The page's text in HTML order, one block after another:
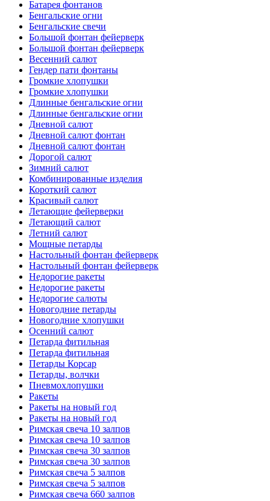
Батарея фонтанов
Бенгальские огни
Бенгальские свечи
Большой фонтан фейерверк
Большой фонтан фейерверк
Весенний салют
Гендер пати фонтаны
Громкие хлопушки
Громкие хлопушки
Длинные бенгальские огни
Длинные бенгальские огни
Дневной салют
Дневной салют фонтан
Дневной салют фонтан
Дорогой салют
Зимний салют
Комбинированные изделия
Короткий салют
Красивый салют
Летающие фейерверки
Летающий салют
Летний салют
Мощные петарды
Настольный фонтан фейерверк
Настольный фонтан фейерверк
Недорогие ракеты
Недорогие ракеты
Недорогие салюты
Новогодние петарды
Новогодние хлопушки
Осенний салют
Петарда фитильная
Петарда фитильная
Петарды Корсар
Петарды, волчки
Пневмохлопушки
Ракеты
Ракеты на новый год
Ракеты на новый год
Римская свеча 10 залпов
Римская свеча 10 залпов
Римская свеча 30 залпов
Римская свеча 30 залпов
Римская свеча 5 залпов
Римская свеча 5 залпов
Римская свеча 660 залпов